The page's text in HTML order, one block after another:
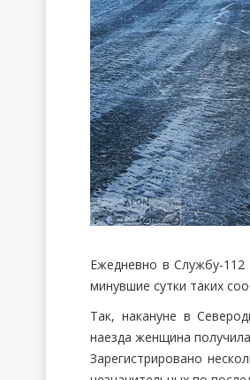
Ежедневно в Службу-112
минувшие сутки таких
Так, накануне в
наезда женщина
Зарегистрировано